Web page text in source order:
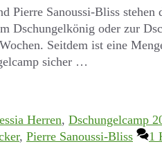
Pierre Sanoussi-Bliss stehen
Dschungelkönig oder zur
Seitdem ist eine
sicher …
Herren, Dschungelcamp
, Pierre Sanoussi-Bliss 1